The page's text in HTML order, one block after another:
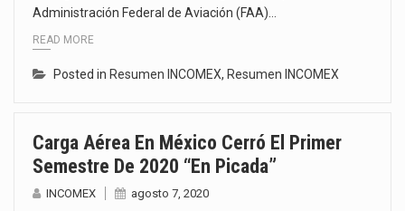
Administración Federal de Aviación (FAA)…
READ MORE
Posted in Resumen INCOMEX, Resumen INCOMEX
Carga Aérea En México Cerró El Primer
Semestre De 2020 “en Picada”
INCOMEX agosto 7, 2020